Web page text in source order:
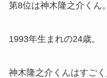
第8位は神木隆之介くん。
1993年生まれの24歳。
神木隆之介くんはすご